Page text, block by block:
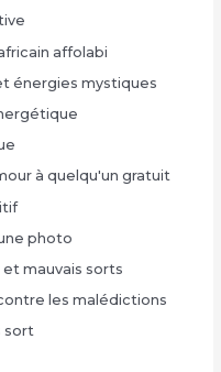
affolabi
énergies mystiques
à quelqu'un gratuit
photo
mauvais sorts
les malédictions
sort